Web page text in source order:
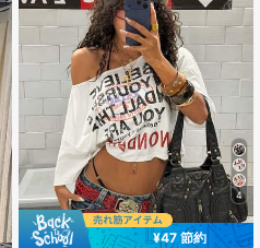
4
¥47 節約